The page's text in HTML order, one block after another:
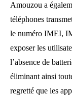
Amouzou a
téléphones
le numéro IMEI,
exposer les
l’absence de
éliminant ainsi
regretté que les